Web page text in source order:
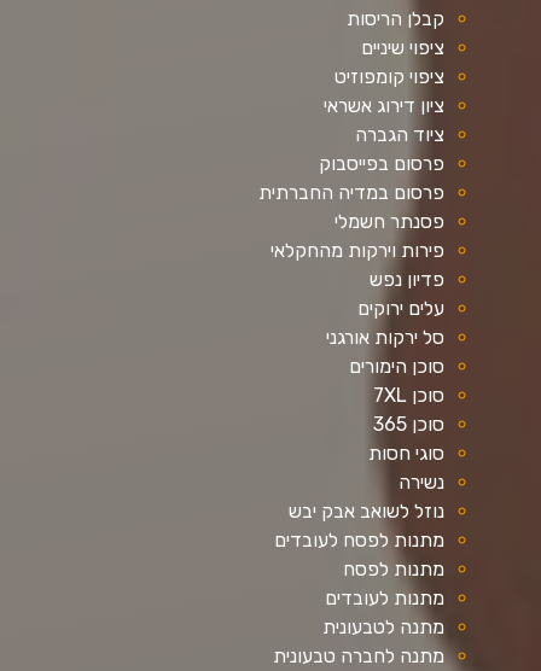
קבלן הריסות
ציפוי שיניים
ציפוי קומפוזיט
ציון דירוג אשראי
ציוד הגברה
פרסום בפייסבוק
פרסום במדיה החברתית
פסנתר חשמלי
פירות וירקות מהחקלאי
פדיון נפש
עלים ירוקים
סל ירקות אורגני
סוכן הימורים
סוכן 7XL
סוכן 365
סוגי חסות
נשירה
נוזל לשואב אבק יבש
מתנות לפסח לעובדים
מתנות לפסח
מתנות לעובדים
מתנה לטבעונית
מתנה לחברה טבעונית